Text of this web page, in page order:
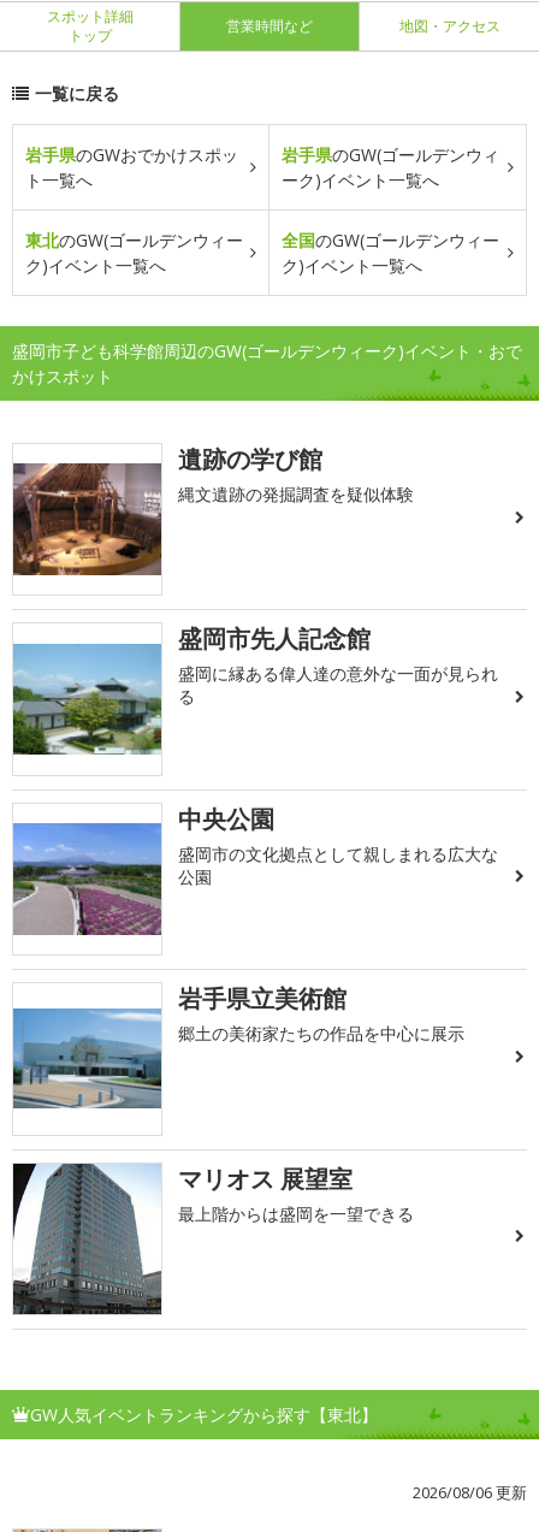
スポット詳細
トップ
営業時間など 地図・アクセス
一覧に戻る
岩手県のGWおでかけスポッ
ト一覧へ
岩手県のGW(ゴールデンウィ
ーク)イベント一覧へ
東北のGW(ゴールデンウィー
ク)イベント一覧へ
全国のGW(ゴールデンウィー
ク)イベント一覧へ
盛岡市子ども科学館周辺のGW(ゴールデンウィーク)イベント・おで
かけスポット
遺跡の学び館
縄文遺跡の発掘調査を疑似体験
盛岡市先人記念館
盛岡に縁ある偉人達の意外な一面が見られ
る
中央公園
盛岡市の文化拠点として親しまれる広大な
公園
岩手県立美術館
郷土の美術家たちの作品を中心に展示
マリオス 展望室
最上階からは盛岡を一望できる
GW人気イベントランキングから探す【東北】
2026/08/06 更新